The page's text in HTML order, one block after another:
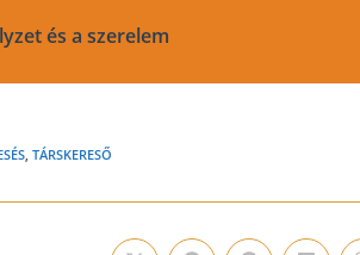
és a szerelem
, TÁRSKERESŐ